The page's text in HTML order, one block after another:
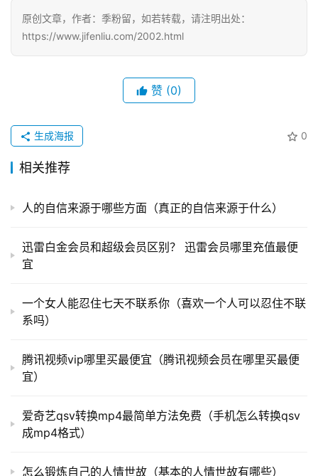
原创文章，作者：季粉留，如若转载，请注明出处：
https://www.jifenliu.com/2002.html
赞 (0)
0
生成海报
相关推荐
人的自信来源于哪些方面（真正的自信来源于什么）
迅雷白金会员和超级会员区别？ 迅雷会员哪里充值最便
宜
一个女人能忍住七天不联系你（喜欢一个人可以忍住不联
系吗）
腾讯视频vip哪里买最便宜（腾讯视频会员在哪里买最便
宜）
爱奇艺qsv转换mp4最简单方法免费（手机怎么转换qsv
成mp4格式）
怎么锻炼自己的人情世故（基本的人情世故有哪些）